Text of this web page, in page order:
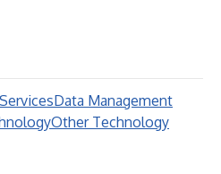
Data Management
Other Technology